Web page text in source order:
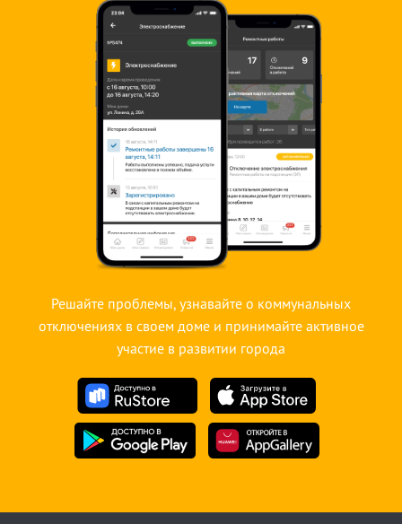
Решайте проблемы, узнавайте о коммунальных
отключениях в своем доме и принимайте активное
участие в развитии города